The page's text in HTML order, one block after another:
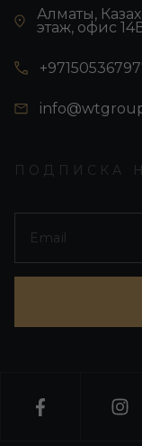
Алматы,
этаж, офис
ПОДПИСКА